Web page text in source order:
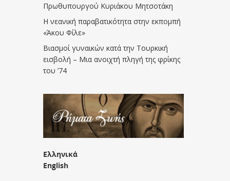
Πρωθυπουργού Κυριάκου Μητσοτάκη
Η νεανική παραβατικότητα στην εκπομπή
«Άκου Φίλε»
Βιασμοί γυναικών κατά την Τουρκική
εισβολή – Μια ανοιχτή πληγή της φρίκης
του ’74
Ελληνικά
English